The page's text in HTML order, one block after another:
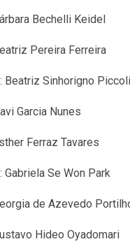
Bechelli Keidel
Pereira Ferreira
Beatriz Sinhorigno Piccoli
Garcia Nunes
Ferraz Tavares
Gabriela Se Won Park
de Azevedo
Hideo Oyadomari